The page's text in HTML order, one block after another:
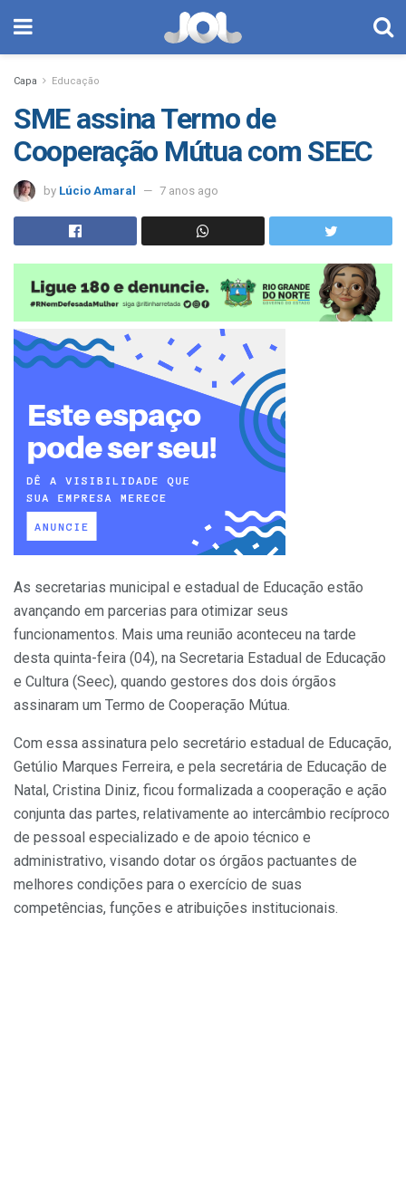
Capa Educação
SME assina Termo de
Cooperação Mútua com SEEC
by Lúcio Amaral 7 anos ago
As secretarias municipal e estadual de Educação estão
avançando em parcerias para otimizar seus
funcionamentos. Mais uma reunião aconteceu na tarde
desta quinta-feira (04), na Secretaria Estadual de Educação
e Cultura (Seec), quando gestores dos dois órgãos
assinaram um Termo de Cooperação Mútua.
Com essa assinatura pelo secretário estadual de Educação,
Getúlio Marques Ferreira, e pela secretária de Educação de
Natal, Cristina Diniz, ficou formalizada a cooperação e ação
conjunta das partes, relativamente ao intercâmbio recíproco
de pessoal especializado e de apoio técnico e
administrativo, visando dotar os órgãos pactuantes de
melhores condições para o exercício de suas
competências, funções e atribuições institucionais.